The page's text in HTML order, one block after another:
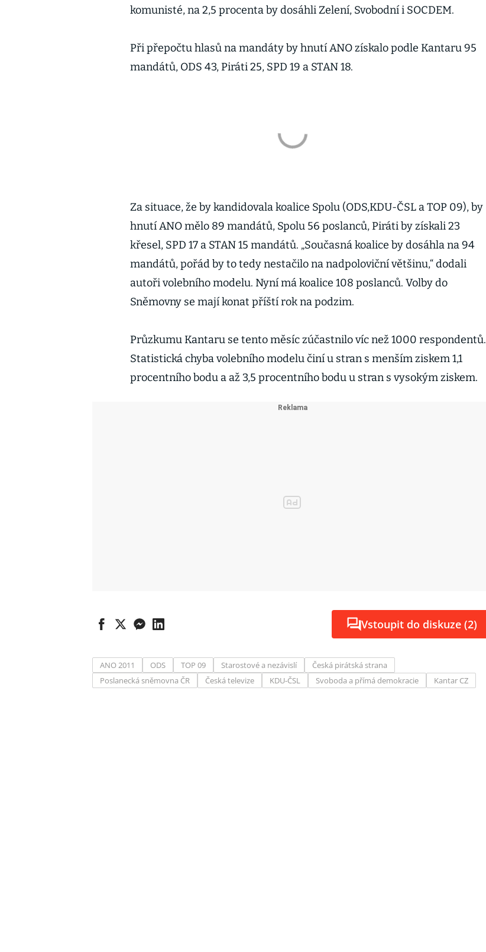
komunisté, na 2,5 procenta by dosáhli Zelení, Svobodní i SOCDEM.
Při přepočtu hlasů na mandáty by hnutí ANO získalo podle Kantaru 95
mandátů, ODS 43, Piráti 25, SPD 19 a STAN 18.
Za situace, že by kandidovala koalice Spolu (ODS,KDU-ČSL a TOP 09), by
hnutí ANO mělo 89 mandátů, Spolu 56 poslanců, Piráti by získali 23
křesel, SPD 17 a STAN 15 mandátů. „Současná koalice by dosáhla na 94
mandátů, pořád by to tedy nestačilo na nadpoloviční většinu,“ dodali
autoři volebního modelu. Nyní má koalice 108 poslanců. Volby do
Sněmovny se mají konat příští rok na podzim.
Průzkumu Kantaru se tento měsíc zúčastnilo víc než 1000 respondentů.
Statistická chyba volebního modelu činí u stran s menším ziskem 1,1
procentního bodu a až 3,5 procentního bodu u stran s vysokým ziskem.
Vstoupit do diskuze (2)
ANO 2011 ODS TOP 09 Starostové a nezávislí
Česká pirátská strana
Poslanecká sněmovna ČR
Česká televize KDU-ČSL Svoboda a přímá demokracie Kantar CZ